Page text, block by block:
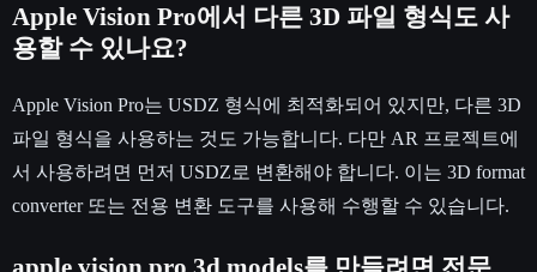
Apple Vision Pro에서 다른 3D 파일 형식도 사
용할 수 있나요?
Apple Vision Pro는 USDZ 형식에 최적화되어 있지만, 다른 3D
파일 형식을 사용하는 것도 가능합니다. 다만 AR 프로젝트에
서 사용하려면 먼저 USDZ로 변환해야 합니다. 이는 3D format
converter 또는 전용 변환 도구를 사용해 수행할 수 있습니다.